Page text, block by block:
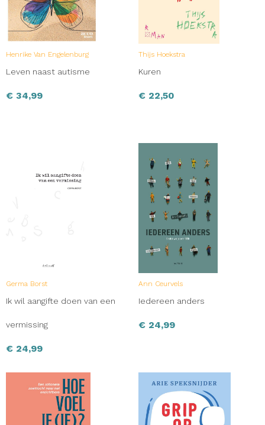
Henrike Van Engelenburg
Leven naast autisme
€ 34,99
Thijs Hoekstra
Kuren
€ 22,50
Germa Borst
Ik wil aangifte doen van een
vermissing
€ 24,99
Ann Ceurvels
Iedereen anders
€ 24,99